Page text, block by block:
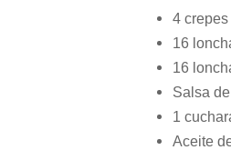
4 crepes
16
16
Salsa
1
Aceite